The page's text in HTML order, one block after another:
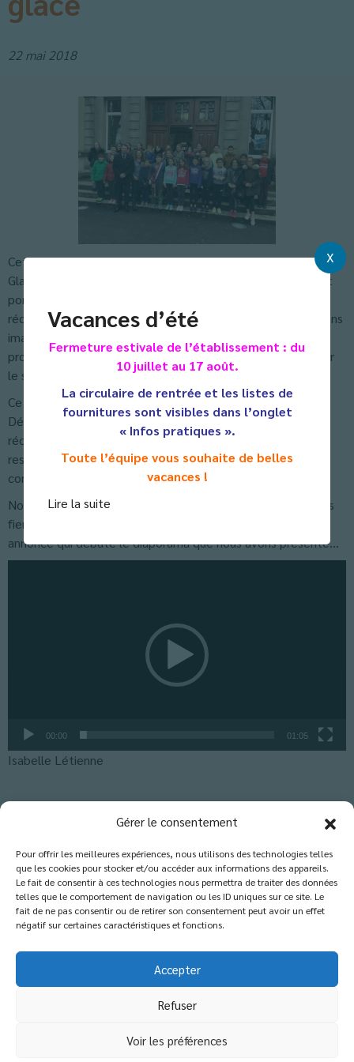
Gérer le consentement
Pour offrir les meilleures expériences, nous utilisons des technologies telles
que les cookies pour stocker et/ou accéder aux informations des appareils.
Le fait de consentir à ces technologies nous permettra de traiter des données
telles que le comportement de navigation ou les ID uniques sur ce site. Le
fait de ne pas consentir ou de retirer son consentement peut avoir un effet
négatif sur certaines caractéristiques et fonctions.
Accepter
Refuser
Voir les préférences
Vacances d’été
Fermeture estivale de l’établissement : du
10 juillet au 17 août.
La circulaire de rentrée et les listes de
fournitures sont visibles dans l’onglet
« Infos pratiques ».
Toute l’équipe vous souhaite de belles
vacances !
Lire la suite
X
22 mai 2018
Cette année, nous avons participé au concours Classes de
Glace. Cela s’est concrétisé par la présentation d’un projet
portant sur l’impact de l’activité humaine sur le
réchauffement climatique et la fonte des glaces. Nous avons
imaginé de nombreuses expérimentations, rencontré des
professionnels et effectué des recherches personnelles sur
le sujet.
Ce projet d’Éducation à l’Environnement et au
Développement Durable a permis de nous sensibiliser au
réchauffement climatique, d’éveiller des pratiques
responsables et de donner les clés d’une meilleure
compréhension des enjeux environnementaux.
Nous avons terminé deuxième du concours, et sommes très
fiers de notre travail ! Vous pouvez visionner la bande
annonce qui débute le diaporama que nous avons présenté…
00:00 01:05
Isabelle Létienne
Les commentaires sont fermés.
© 2026 Copyright - Etablissement catholique
d'enseignement
École - Collège - Lycée